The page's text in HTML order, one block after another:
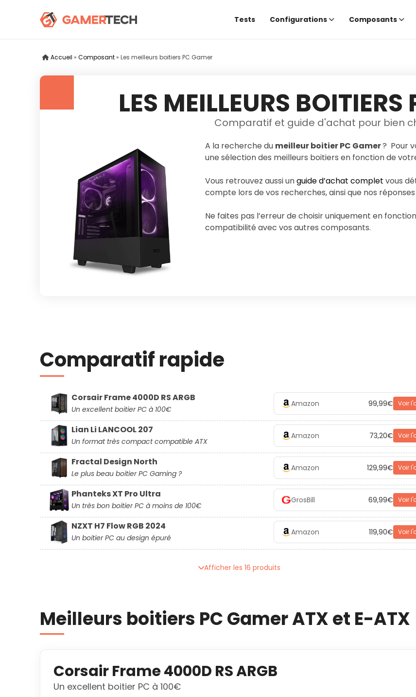
Tests Configurations Composants
Accueil » Composant» Les meilleurs boitiers PC Gamer
LES MEILLEURS
Comparatif et guide d'achat pour bien
A la recherche du meilleur boitier PC Gamer? Pour
une sélection des meilleurs boitiers en fonction de
Vous retrouvez aussi unguide d’achat complet vous
compte lors de vos recherches, ainsi que nos
Ne faites pas l’erreur de choisir uniquement en
compatibilité avec vos autres composants.
Comparatif rapide
Corsair Frame 4000D RS ARGB
Un excellent boitier PC à 100€
Amazon 99,99€ Voir
Lian Li LANCOOL 207
Un format très compact compatible ATX
Amazon 73,20€ Voir
Fractal Design North
Le plus beau boitier PC Gaming ?
Amazon 129,99€ Voir
Phanteks XT Pro Ultra
Un très bon boitier PC à moins de 100€
GrosBill 69,99€ Voir
NZXT H7 Flow RGB 2024
Un boitier PC au design épuré
Amazon 119,90€ Voir
Afficher les 16 produits
Meilleurs boitiers PC Gamer ATX et E-ATX
Corsair Frame 4000D RS ARGB
Un excellent boitier PC à 100€